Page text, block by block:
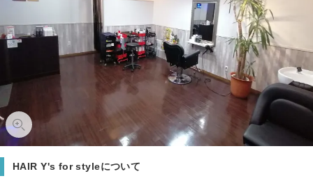
HAIR Y's for styleについて